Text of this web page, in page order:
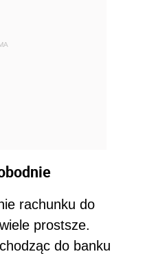
rachunku do
prostsze.
do banku